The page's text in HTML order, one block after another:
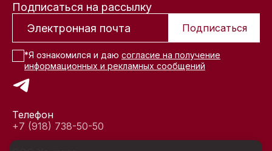
Подписаться на рассылку
Подписаться
*Я ознакомился и даю согласие на получение
информационных и рекламных сообщений
Телефон
+7 (918) 738-50-50